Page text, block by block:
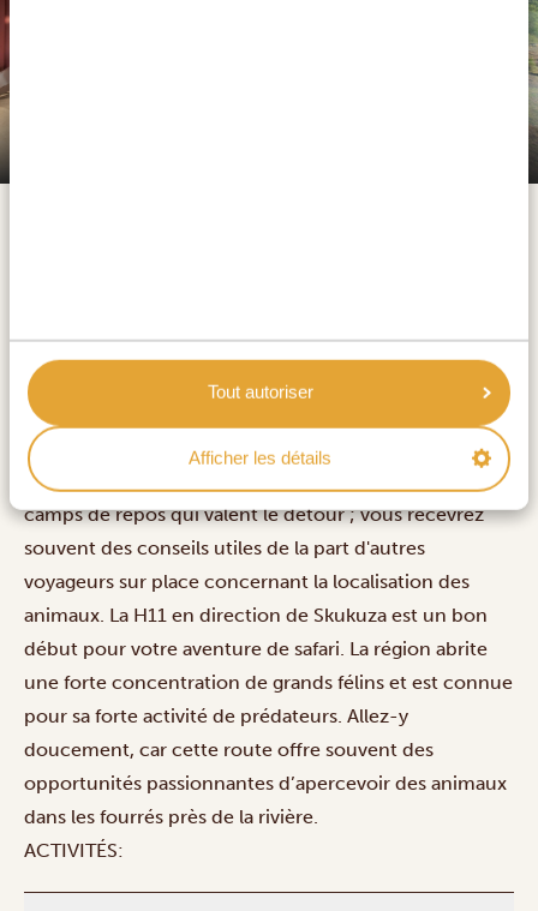
Tout autoriser
Afficher les détails
emblématique, nommée d'après l'ancien président
Paul Kruger, se trouve le long de la rivière Sabie, riche
en hippopotames et en crocodiles, et est la porte la
plus proche de Skukuza. À l'entrée, vous recevrez une
carte avec des itinéraires de safari bien balisés et des
camps de repos qui valent le détour ; vous recevrez
souvent des conseils utiles de la part d'autres
voyageurs sur place concernant la localisation des
animaux. La H11 en direction de Skukuza est un bon
début pour votre aventure de safari. La région abrite
une forte concentration de grands félins et est connue
pour sa forte activité de prédateurs. Allez-y
doucement, car cette route offre souvent des
opportunités passionnantes d’apercevoir des animaux
dans les fourrés près de la rivière.
ACTIVITÉS: